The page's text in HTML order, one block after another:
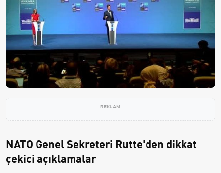
REKLAM
NATO Genel Sekreteri Rutte'den dikkat
çekici açıklamalar